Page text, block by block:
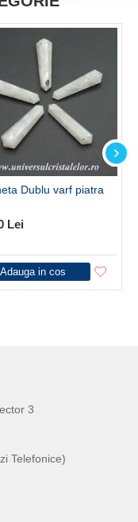
Dublu varf piatra
Lei
Adauga in cos
3
Telefonice)